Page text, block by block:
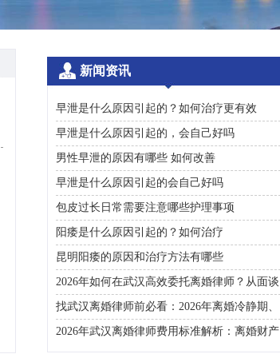
新闻资讯
早泄是什么原因引起的？如何治疗更有效
早泄是什么原因引起的，会自己好吗
男性早泄的原因有哪些 如何改善
早泄是什么原因引起的会自己好吗
包皮过长日常需要注意哪些护理事项
阳痿是什么原因引起的？如何治疗
昆明阳痿的原因和治疗方法有哪些
2026年如何在武汉高效委托离婚律师？从面谈
咨询到判决执行的完整避雷手册
找武汉离婚律师前必看：2026年离婚冷静期、
彩礼返还及房产分割高频问题汇总
2026年武汉离婚律师费用标准解析：离婚财产